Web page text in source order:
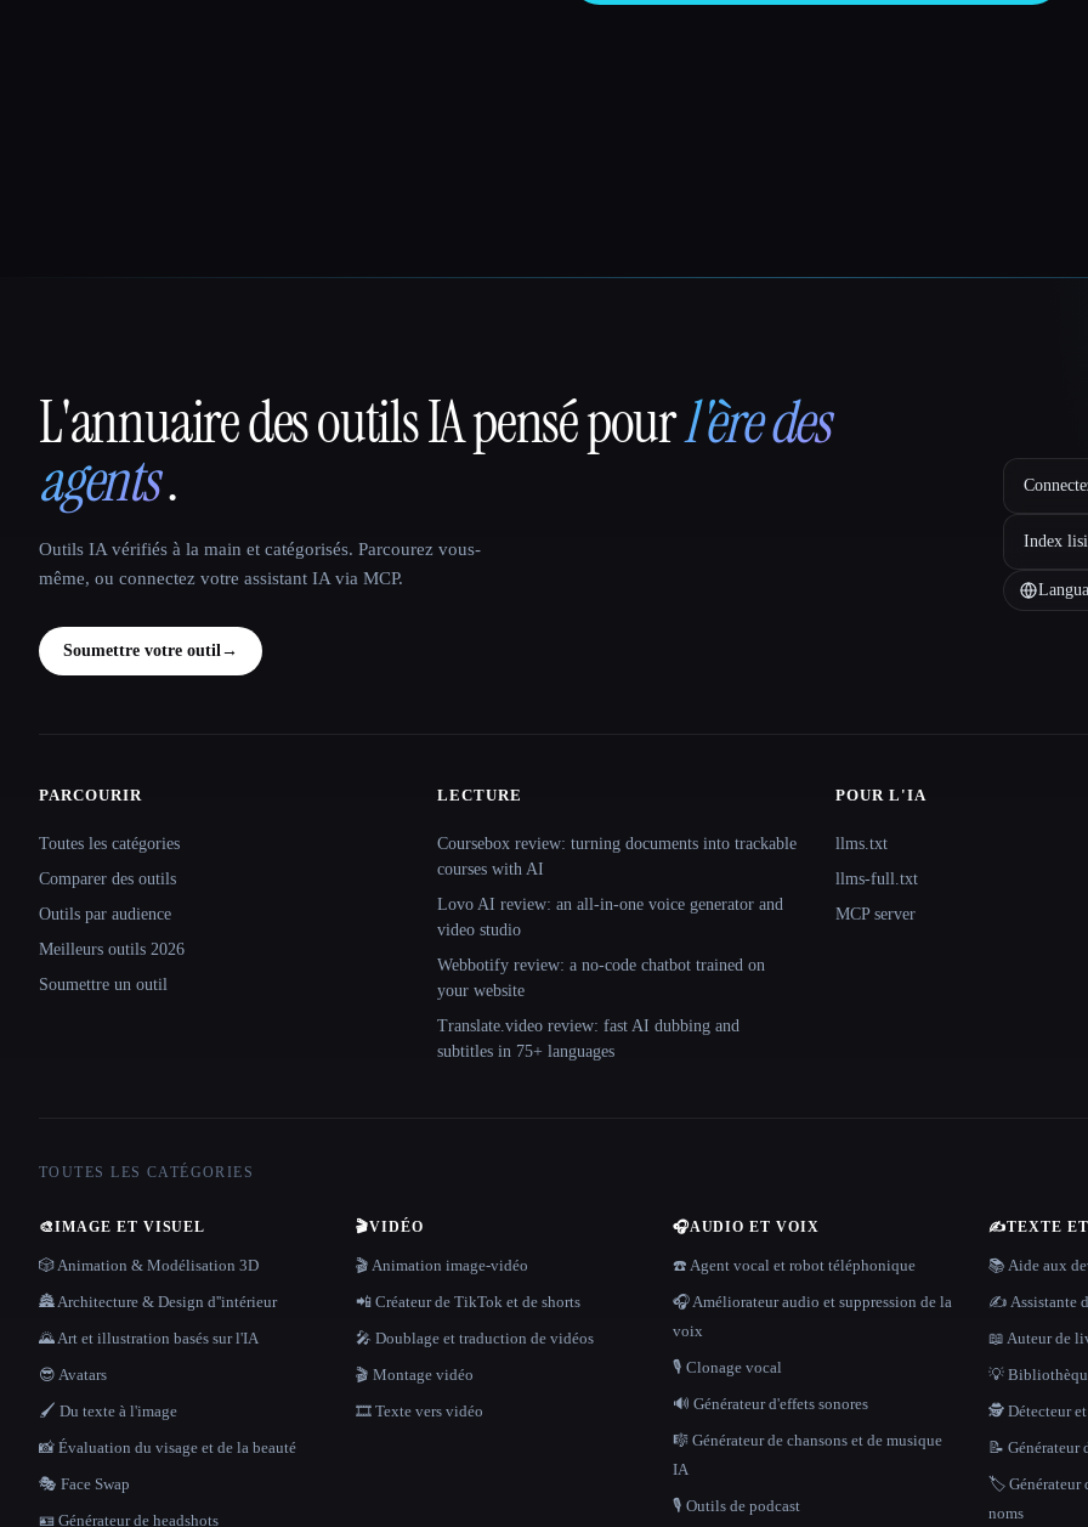
That AI Collection
L'annuaire des outils IA pensé pourl'ère des
agents.
Outils IA vérifiés à la main et catégorisés. Parcourez vous-
même, ou connectez votre assistant IA via MCP.
Soumettre votre outil →
Index
Site navigation
PARCOURIR
Toutes les catégories
Comparer des outils
Outils par audience
Meilleurs outils 2026
Soumettre un outil
LECTURE
Coursebox review: turning documents into trackable
courses with AI
Lovo AI review: an all-in-one voice generator and
video studio
Webbotify review: a no-code chatbot trained on
your website
Translate.video review: fast AI dubbing and
subtitles in 75+ languages
POUR L'IA
llms.txt
llms-full.txt
MCP server
TOUTES LES CATÉGORIES
🎨IMAGE ET VISUEL
🎲 Animation & Modélisation 3D
🏯 Architecture & Design d''intérieur
🌄 Art et illustration basés sur l'IA
😎 Avatars
🖌️ Du texte à l'image
📸 Évaluation du visage et de la beauté
🎭 Face Swap
🪪 Générateur de headshots
🎬VIDÉO
🎬 Animation image-vidéo
📲 Créateur de TikTok et de shorts
🎤 Doublage et traduction de vidéos
🎬 Montage vidéo
🎞️ Texte vers vidéo
🎧AUDIO ET VOIX
☎️ Agent vocal et robot téléphonique
🎧 Améliorateur audio et suppression de la
voix
🎙️ Clonage vocal
🔊 Générateur d'effets sonores
🎼 Générateur de chansons et de musique
IA
🎙️ Outils de podcast
✍️TEXTE
📚 Aide aux
✍️ Assistante
📖 Auteur de
💡
🕵️ Détecteur
📝 Générateur
🏷️ Générateur
noms